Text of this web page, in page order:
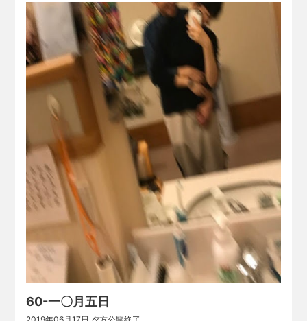
60-一〇月五日
2019年06月17日 夕方公開終了